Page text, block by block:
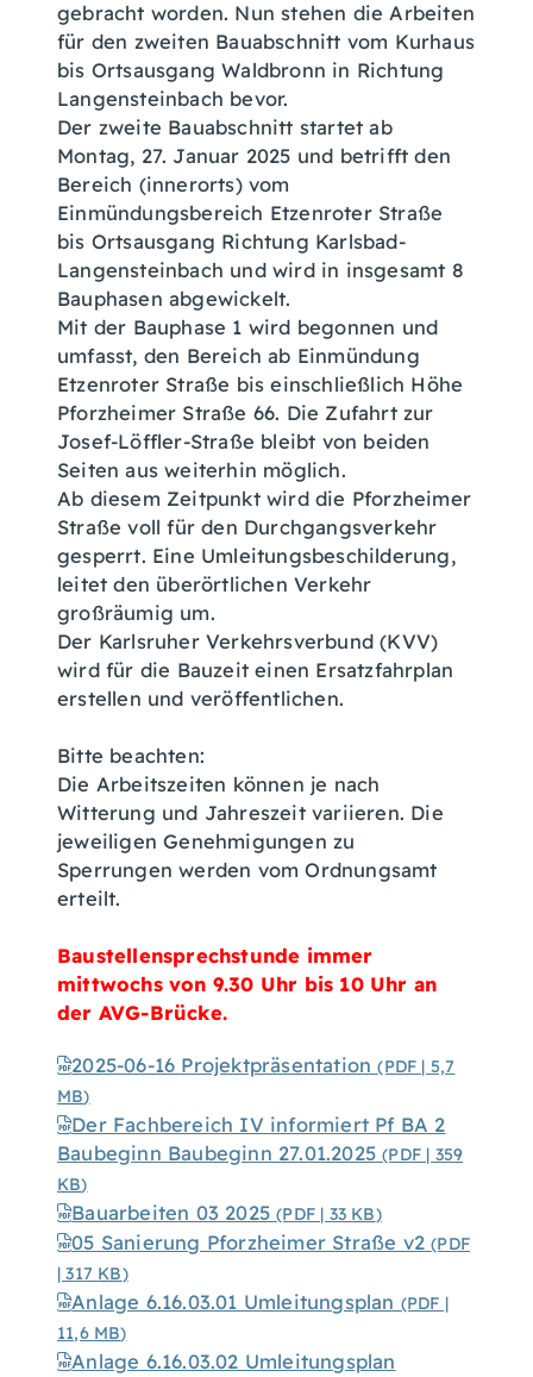
gebracht worden. Nun stehen die Arbeiten
für den zweiten Bauabschnitt vom Kurhaus
bis Ortsausgang Waldbronn in Richtung
Langensteinbach bevor.
Der zweite Bauabschnitt startet ab
Montag, 27. Januar 2025 und betrifft den
Bereich (innerorts) vom
Einmündungsbereich Etzenroter Straße
bis Ortsausgang Richtung Karlsbad-
Langensteinbach und wird in insgesamt 8
Bauphasen abgewickelt.
Mit der Bauphase 1 wird begonnen und
umfasst, den Bereich ab Einmündung
Etzenroter Straße bis einschließlich Höhe
Pforzheimer Straße 66. Die Zufahrt zur
Josef-Löffler-Straße bleibt von beiden
Seiten aus weiterhin möglich.
Ab diesem Zeitpunkt wird die Pforzheimer
Straße voll für den Durchgangsverkehr
gesperrt. Eine Umleitungsbeschilderung,
leitet den überörtlichen Verkehr
großräumig um.
Der Karlsruher Verkehrsverbund (KVV)
wird für die Bauzeit einen Ersatzfahrplan
erstellen und veröffentlichen.
Bitte beachten:
Die Arbeitszeiten können je nach
Witterung und Jahreszeit variieren. Die
jeweiligen Genehmigungen zu
Sperrungen werden vom Ordnungsamt
erteilt.
Baustellensprechstunde immer
mittwochs von 9.30 Uhr bis 10 Uhr an
der AVG-Brücke.
2025-06-16 Projektpräsentation(PDF | 5,7
MB)
Der Fachbereich IV informiert Pf BA 2
Baubeginn Baubeginn 27.01.2025(PDF | 359
KB)
Bauarbeiten 03 2025(PDF | 33 KB)
05 Sanierung Pforzheimer Straße v2(PDF
| 317 KB)
Anlage 6.16.03.01 Umleitungsplan (PDF |
11,6 MB)
Anlage 6.16.03.02 Umleitungsplan